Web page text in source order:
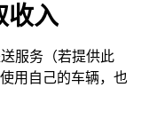
收入
服务（若提供此
用自己的车辆，也